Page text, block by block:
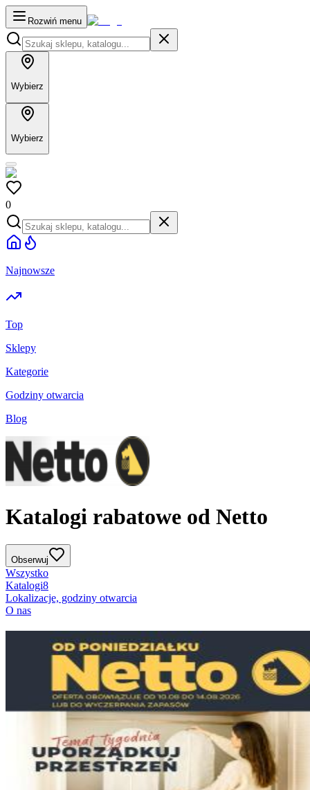
Rozwiń menu
Wybierz
Wybierz
0
Najnowsze
Top
Sklepy
Kategorie
Godziny otwarcia
Blog
Katalogi rabatowe od Netto
Obserwuj
Wszystko
Katalogi8
Lokalizacje, godziny otwarcia
O nas